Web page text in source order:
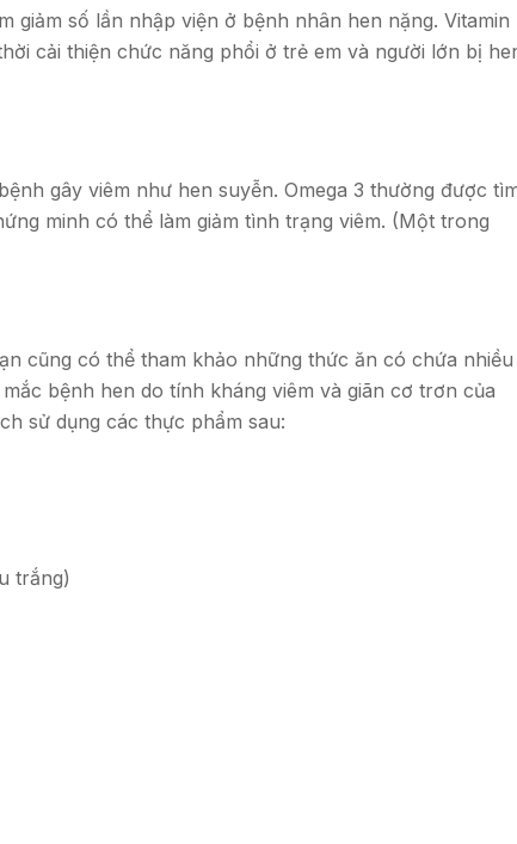
giảm số lần nhập viện ở bệnh nhân hen nặng. Vitamin
cải thiện chức năng phổi ở trẻ em và người lớn bị
gây viêm như hen suyễn. Omega 3 thường được
minh có thể làm giảm tình trạng viêm. (Một trong
cũng có thể tham khảo những thức ăn có chứa nhiều
bệnh hen do tính kháng viêm và giãn cơ trơn của
sử dụng các thực phẩm sau:
trắng)